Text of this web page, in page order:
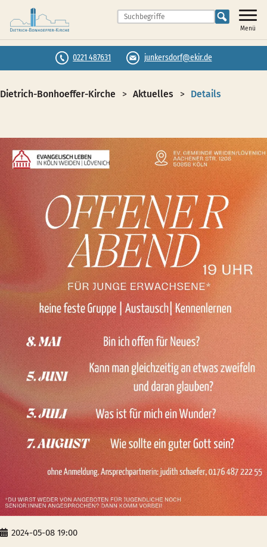
Menü
0221 487631 junkersdorf@ekir.de
Dietrich-Bonhoeffer-Kirche Aktuelles Details
2024-05-08 19:00